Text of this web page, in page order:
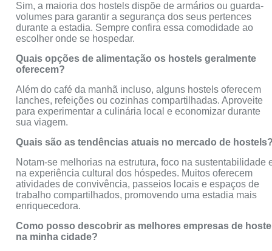
Sim, a maioria dos hostels dispõe de armários ou guarda-
volumes para garantir a segurança dos seus pertences
durante a estadia. Sempre confira essa comodidade ao
escolher onde se hospedar.
Quais opções de alimentação os hostels geralmente
oferecem?
Além do café da manhã incluso, alguns hostels oferecem
lanches, refeições ou cozinhas compartilhadas. Aproveite
para experimentar a culinária local e economizar durante
sua viagem.
Quais são as tendências atuais no mercado de
Notam-se melhorias na estrutura, foco na sustentabilidade
na experiência cultural dos hóspedes. Muitos oferecem
atividades de convivência, passeios locais e espaços de
trabalho compartilhados, promovendo uma estadia mais
enriquecedora.
Como posso descobrir as melhores empresas de
na minha cidade?